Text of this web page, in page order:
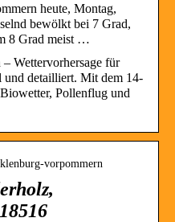
heute, Montag,
bewölkt bei 7 Grad,
8 Grad meist …
Wettervorhersage für
und detailliert. Mit dem 14-
Pollenflug und
vorpommern